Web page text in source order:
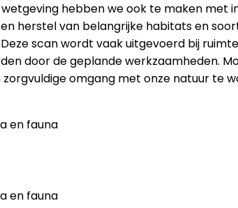
hebben we ook te maken met
herstel van belangrijke habitats en
scan wordt vaak uitgevoerd bij
door de geplande werkzaamheden.
omgang met onze natuur te